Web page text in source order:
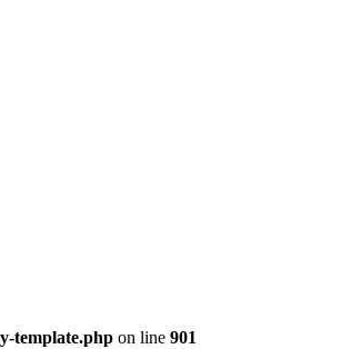
template.php on line 901